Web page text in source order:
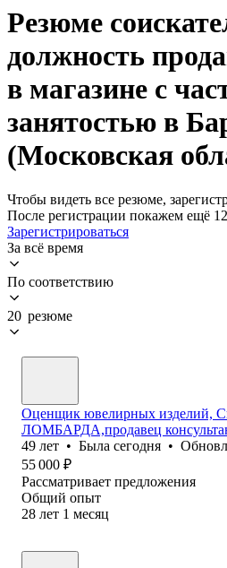
Резюме
должность
в магазине с
занятостью в
(Московская
Чтобы видеть все резюме,
После регистрации покажем ещё
Зарегистрироваться
За всё время
По соответствию
20 резюме
Оценщик ювелирных изделий,
ЛОМБАРДА,продавец
49 лет • Была сегодня •
55 000 ₽
Рассматривает предложения
Общий опыт
28 лет 1 месяц